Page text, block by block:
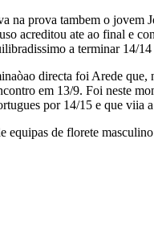
na prova tambem o jovem
acreditou ate ao final e
a terminar 14/
directa foi Arede
em 13/9. Foi neste
por 14/15 e que viia
equipas de florete